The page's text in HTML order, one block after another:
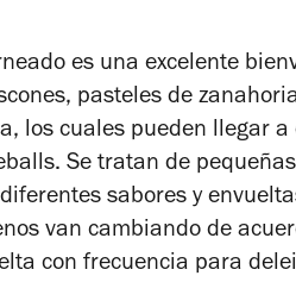
es una excelente
pasteles de
los cuales pueden llegar
Se tratan de
sabores y
van cambiando de
con frecuencia para